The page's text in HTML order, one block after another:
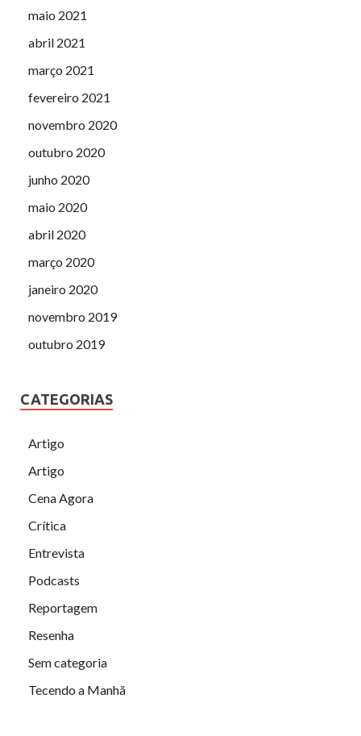
maio 2021
abril 2021
março 2021
fevereiro 2021
novembro 2020
outubro 2020
junho 2020
maio 2020
abril 2020
março 2020
janeiro 2020
novembro 2019
outubro 2019
CATEGORIAS
Artigo
Artigo
Cena Agora
Crítica
Entrevista
Podcasts
Reportagem
Resenha
Sem categoria
Tecendo a Manhã